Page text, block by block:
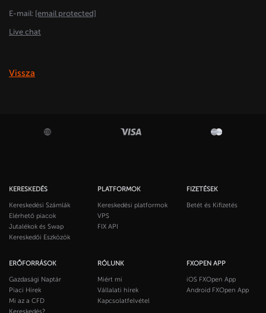
E-mail: [email protected]
Live chat
Vissza
KERESKEDÉS
Kereskedési Számlák
Elérhető piacok
Jutalékok és Swap
Kereskedői Eszközök
PLATFORMOK
Kereskedési platformok
VPS
FIX API
FIZETÉSEK
Betét és Kifizetés
ERŐFORRÁSOK
Gazdasági Naptár
Piaci Hírek
Mi az a CFD
Kereskedés?
RÓLUNK
Miért mi
Vállalati hírek
Kapcsolatfelvétel
FXOPEN APP
iOS FXOpen App
Android FXOpen App